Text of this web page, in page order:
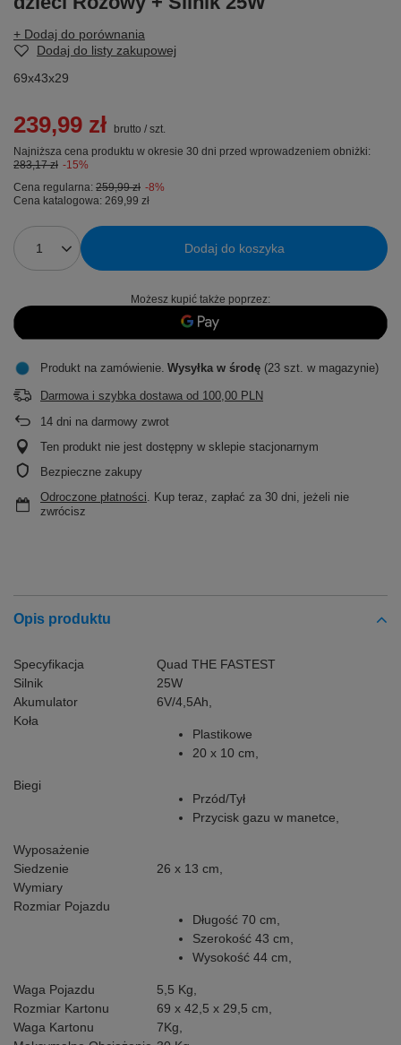
+ Dodaj do porównania
Dodaj do listy zakupowej
69x43x29
239,99 zł brutto / szt.
Najniższa cena produktu w okresie 30 dni przed wprowadzeniem obniżki:
283,17 zł -15%
Cena regularna: 259,99 zł -8%
Cena katalogowa: 269,99 zł
Dodaj do koszyka
Możesz kupić także poprzez:
Produkt na zamówienie Wysyłka w środę (23 szt. w magazynie)
Darmowa i szybka dostawa od 100,00 PLN
14 dni na darmowy zwrot
Ten produkt nie jest dostępny w sklepie stacjonarnym
Bezpieczne zakupy
Odroczone płatności. Kup teraz, zapłać za 30 dni, jeżeli nie
zwrócisz
Opis produktu
Specyfikacja
Quad THE FASTEST
Silnik
25W
Akumulator
6V/4,5Ah,
Koła
Plastikowe
20 x 10 cm,
Biegi
Przód/Tył
Przycisk gazu w manetce,
Wyposażenie
Siedzenie
26 x 13 cm,
Wymiary
Rozmiar Pojazdu
Długość 70 cm,
Szerokość 43 cm,
Wysokość 44 cm,
Waga Pojazdu
5,5 Kg,
Rozmiar Kartonu
69 x 42,5 x 29,5 cm,
Waga Kartonu
7Kg,